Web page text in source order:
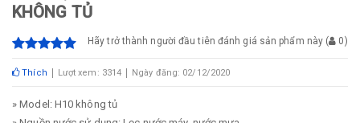
KHÔNG TỦ
Hãy trở thành người đầu tiên đánh giá sản phẩm này ( 0)
Thích Lượt xem: 3314 Ngày đăng: 02/12/2020
» Model: H10 không tủ